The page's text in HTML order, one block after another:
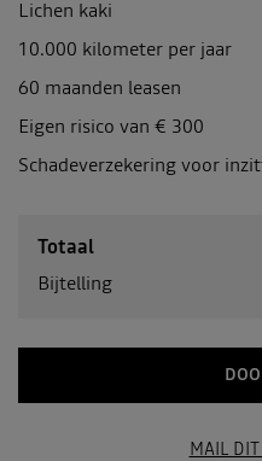
Lichen kaki
10.000 kilometer per jaar
60 maanden leasen
Eigen risico van € 300
Schadeverzekering voor
Totaal
Bijtelling
MAIL DIT